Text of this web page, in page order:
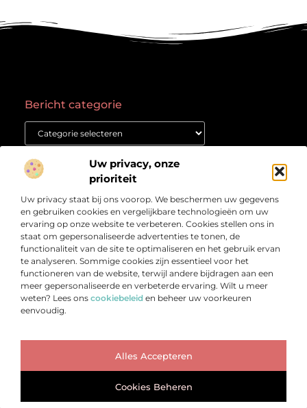
Uw privacy, onze
prioriteit
Uw privacy staat bij ons voorop. We beschermen uw gegevens
en gebruiken cookies en vergelijkbare technologieën om uw
ervaring op onze website te verbeteren. Cookies stellen ons in
staat om gepersonaliseerde advertenties te tonen, de
functionaliteit van de site te optimaliseren en het gebruik ervan
te analyseren. Sommige cookies zijn essentieel voor het
functioneren van de website, terwijl andere bijdragen aan een
meer gepersonaliseerde en verbeterde ervaring. Wilt u meer
weten? Lees ons cookiebeleid en beheer uw voorkeuren
eenvoudig.
Alles Accepteren
Cookies Beheren
Over
Bedrijf
“Het Kennisplatform voor Verdieping en Inspiratie”
Verdiep je in prikkelende artikelen, heldere inzichten en
verhalen die je aan het denken zetten. Welkom bij
Vetlog.nl – jouw startpunt voor betrouwbare en
verrijkende content.
Onze informatie
Bericht categorie